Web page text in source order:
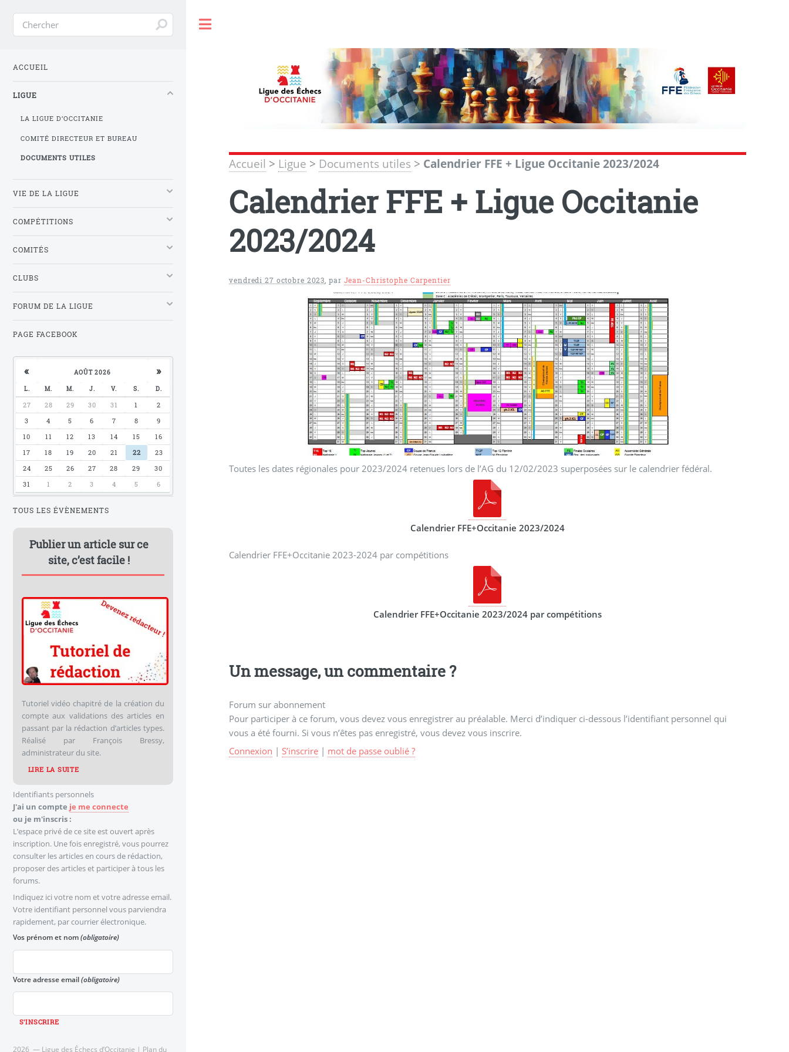
Accueil > Ligue > Documents utiles > Calendrier FFE + Ligue Occitanie 2023/2024
Calendrier FFE + Ligue Occitanie
2023/2024
vendredi 27 octobre 2023 ,par Jean-Christophe Carpentier
Toutes les dates régionales pour 2023/2024 retenues lors de l’AG du 12/02/2023 superposées sur le calendrier fédéral.
Calendrier FFE+Occitanie 2023/2024
Calendrier FFE+Occitanie 2023-2024 par compétitions
Calendrier FFE+Occitanie 2023/2024 par compétitions
Un message, un commentaire ?
Forum sur abonnement
Pour participer à ce forum, vous devez vous enregistrer au préalable. Merci d’indiquer ci-dessous l’identifiant personnel qui
vous a été fourni. Si vous n’êtes pas enregistré, vous devez vous inscrire.
Connexion | S’inscrire | mot de passe oublié ?
ACCUEIL
LIGUE
LA LIGUE D’OCCITANIE
COMITÉ DIRECTEUR ET BUREAU
DOCUMENTS UTILES
VIE DE LA LIGUE
COMPÉTITIONS
COMITÉS
CLUBS
FORUM DE LA LIGUE
PAGE FACEBOOK
« AOÛT 2026 »
L. M. M. J. V. S. D.
27 28 29 30 31 1
2
3
4 5 6 7 8
9
10
11 12 13 14 15
16
17
18 19 20 21 22
23
24
25 26 27 28 29
30
31
1 2 3 4 5 6
TOUS LES ÉVÈNEMENTS
Publier un article sur ce
site, c’est facile !
Tutoriel vidéo chapitré de la création du
compte aux validations des articles en
passant par la rédaction d’articles types.
Réalisé par François Bressy,
administrateur du site.
LIRE LA SUITE
J'ai un compte je me connecte
ou je m'inscris :
L’espace privé de ce site est ouvert après
inscription. Une fois enregistré, vous pourrez
consulter les articles en cours de rédaction,
proposer des articles et participer à tous les
forums.
Identifiants personnels
Indiquez ici votre nom et votre adresse email.
Votre identifiant personnel vous parviendra
rapidement, par courrier électronique.
Vos prénom et nom(obligatoire)
Votre adresse email(obligatoire)
2026 — Ligue des Échecs d’Occitanie | Plan du